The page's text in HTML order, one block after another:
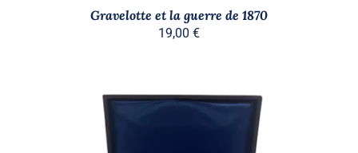
Gravelotte et la guerre de 1870
19,00 €